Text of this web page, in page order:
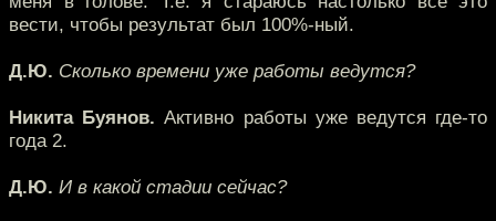
вести, чтобы результат был 100%-ный.
Д.Ю. Сколько времени уже работы ведутся?
Никита Буянов. Активно работы уже ведутся где-то
года 2.
Д.Ю. И в какой стадии сейчас?